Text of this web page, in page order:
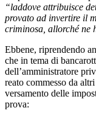
“laddove attribuisce
provato ad invertire il
criminosa, allorché ne
Ebbene, riprendendo
che in tema di
dell’amministratore
reato commesso da
versamento delle
prova: